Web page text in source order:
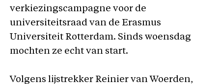
verkiezingscampagne voor de
universiteitsraad van de Erasmus
Universiteit Rotterdam. Sinds woensdag
mochten ze echt van start.
Volgens lijstrekker Reinier van Woerden,